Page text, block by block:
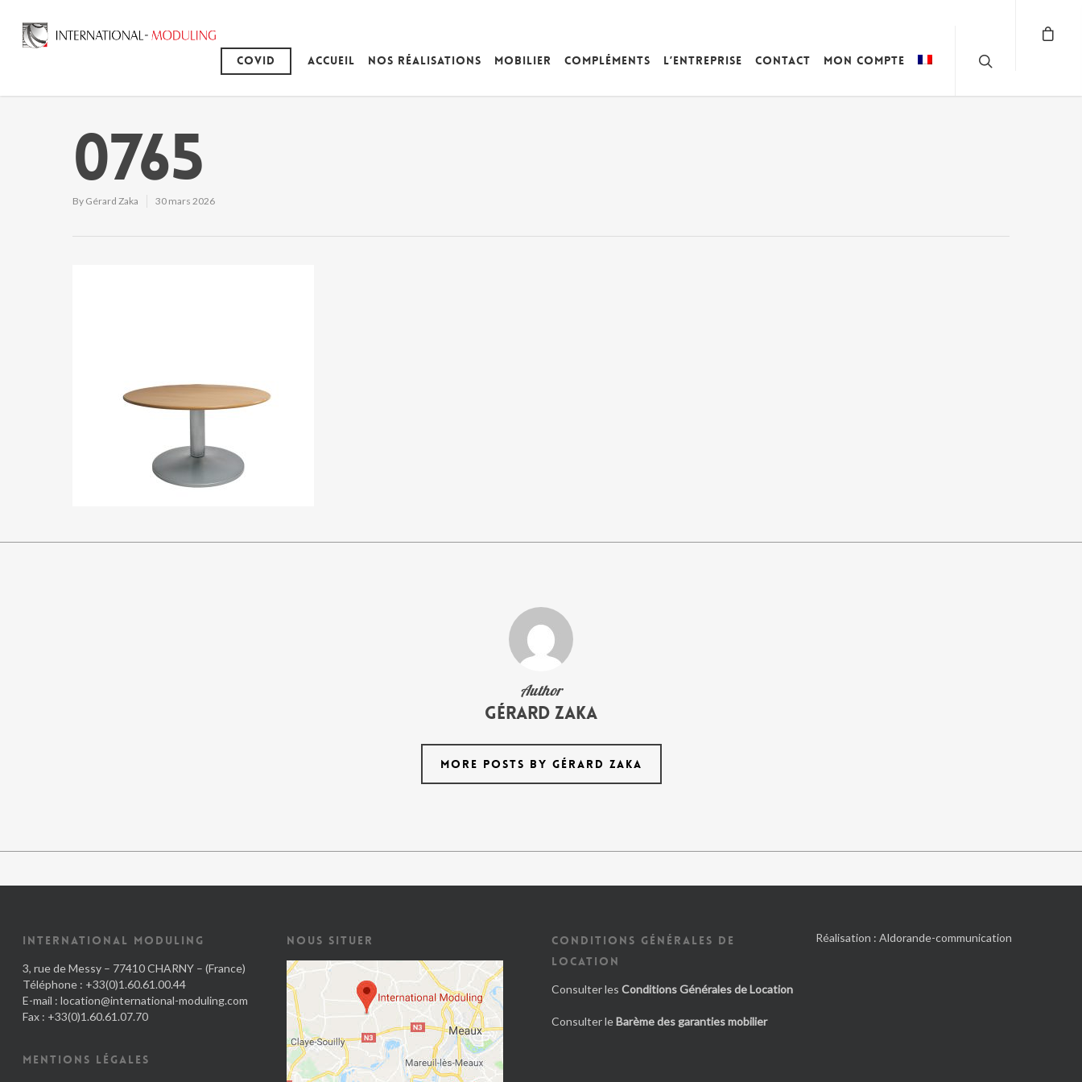
Covid Accueil Nos réalisations Mobilier Compléments L’entreprise Contact Mon compte
0765
By Gérard Zaka 30 mars 2026
Author
Gérard Zaka
MORE POSTS BY GÉRARD ZAKA
INTERNATIONAL MODULING
3, rue de Messy – 77410 CHARNY – (France)
Téléphone : +33(0)1.60.61.00.44
E-mail : location@international-moduling.com
Fax : +33(0)1.60.61.07.70
MENTIONS LÉGALES
NOUS SITUER
CONDITIONS GÉNÉRALES DE
LOCATION
Consulter les Conditions Générales de Location
Consulter leBarème des garanties mobilier
Réalisation :Aldorande-communication